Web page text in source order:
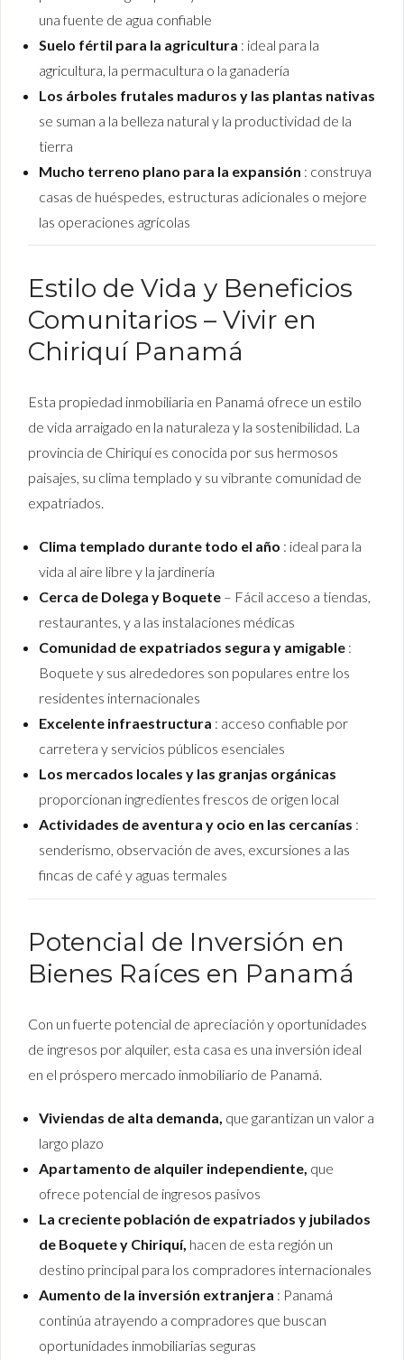
una fuente de agua confiable
Suelo fértil para la agricultura : ideal para la
agricultura, la permacultura o la ganadería
Los árboles frutales maduros y las plantas nativas
se suman a la belleza natural y la productividad de la
tierra
Mucho terreno plano para la expansión : construya
casas de huéspedes, estructuras adicionales o mejore
las operaciones agrícolas
Estilo de Vida y Beneficios
Comunitarios – Vivir en
Chiriquí Panamá
Esta propiedad inmobiliaria en Panamá ofrece un estilo
de vida arraigado en la naturaleza y la sostenibilidad. La
provincia de Chiriquí es conocida por sus hermosos
paisajes, su clima templado y su vibrante comunidad de
expatriados.
Clima templado durante todo el año : ideal para la
vida al aire libre y la jardinería
Cerca de Dolega y Boquete– Fácil acceso a tiendas,
restaurantes, y a las instalaciones médicas
Comunidad de expatriados segura y amigable:
Boquete y sus alrededores son populares entre los
residentes internacionales
Excelente infraestructura : acceso confiable por
carretera y servicios públicos esenciales
Los mercados locales y las granjas orgánicas
proporcionan ingredientes frescos de origen local
Actividades de aventura y ocio en las cercanías :
senderismo, observación de aves, excursiones a las
fincas de café y aguas termales
Potencial de Inversión en
Bienes Raíces en Panamá
Con un fuerte potencial de apreciación y oportunidades
de ingresos por alquiler, esta casa es una inversión ideal
en el próspero mercado inmobiliario de Panamá.
Viviendas de alta demanda, que garantizan un valor a
largo plazo
Apartamento de alquiler independiente, que
ofrece potencial de ingresos pasivos
La creciente población de expatriados y jubilados
de Boquete y Chiriquí, hacen de esta región un
destino principal para los compradores internacionales
Aumento de la inversión extranjera : Panamá
continúa atrayendo a compradores que buscan
oportunidades inmobiliarias seguras